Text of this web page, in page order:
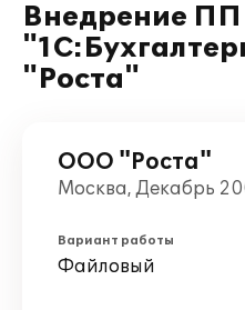
Внедрение ПП
"Роста"
ООО "Роста"
Москва, Декабрь
Вариант работы
Файловый